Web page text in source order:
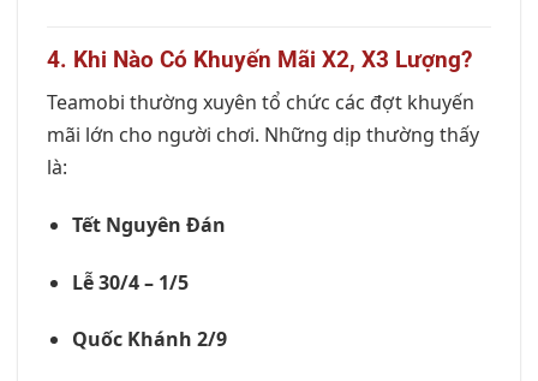
4. Khi Nào Có Khuyến Mãi X2, X3 Lượng?
Teamobi thường xuyên tổ chức các đợt khuyến
mãi lớn cho người chơi. Những dịp thường thấy
là:
Tết Nguyên Đán
Lễ 30/4 – 1/5
Quốc Khánh 2/9